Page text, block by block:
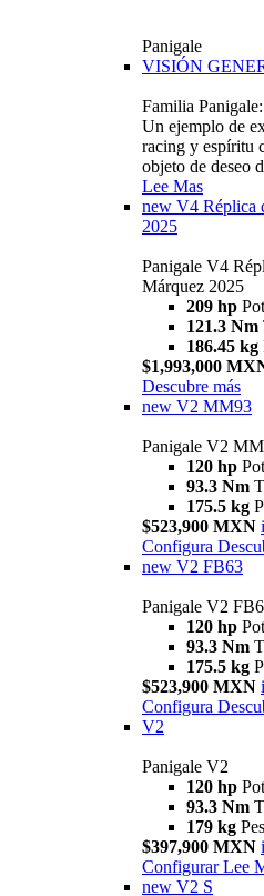
Panigale
VISIÓN
Familia Panigale:
Un ejemplo de
racing y espíritu
objeto de deseo
Lee Mas
new V4 Réplica
2025
Panigale V4
Márquez 2025
209 hp
121.3 Nm
186.45 kg
$1,993,000
Descubre más
new V2 MM93
Panigale V2
120 hp
93.3 Nm
175.5 kg
$523,900 MXN i
Configura
new V2 FB63
Panigale V2
120 hp
93.3 Nm
175.5 kg
$523,900 MXN i
Configura
V2
Panigale V2
120 hp
93.3 Nm
179 kg
$397,900 MXN i
Configurar Lee
new V2 S